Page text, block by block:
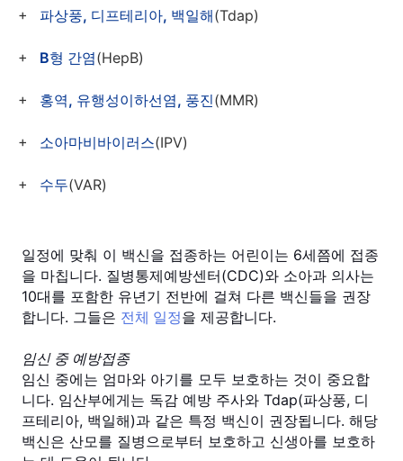
파상풍, 디프테리아, 백일해(Tdap)
B형 간염(HepB)
홍역, 유행성이하선염, 풍진(MMR)
소아마비바이러스(IPV)
수두(VAR)
일정에 맞춰 이 백신을 접종하는 어린이는 6세쯤에 접종
을 마칩니다. 질병통제예방센터(CDC)와 소아과 의사는
10대를 포함한 유년기 전반에 걸쳐 다른 백신들을 권장
합니다. 그들은 전체 일정을 제공합니다.
임신 중 예방접종
임신 중에는 엄마와 아기를 모두 보호하는 것이 중요합
니다. 임산부에게는 독감 예방 주사와 Tdap(파상풍, 디
프테리아, 백일해)과 같은 특정 백신이 권장됩니다. 해당
백신은 산모를 질병으로부터 보호하고 신생아를 보호하